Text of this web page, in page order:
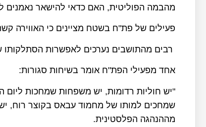
מהבמה הפוליטית, האם כדאי להישאר נאמנים
פעילים של פת"ח בשטח מציינים כי האווירה
רבים מהתושבים נערכים לאפשרות
אחד מפעילי הפת"ח אומר בשיחות סגורות:
"יש חוליות רדומות, יש משפחות שמחכות ליום
שמחכים למותו של מחמוד עבאס בקוצר רוח,
מההנהגה הפלסטינית.